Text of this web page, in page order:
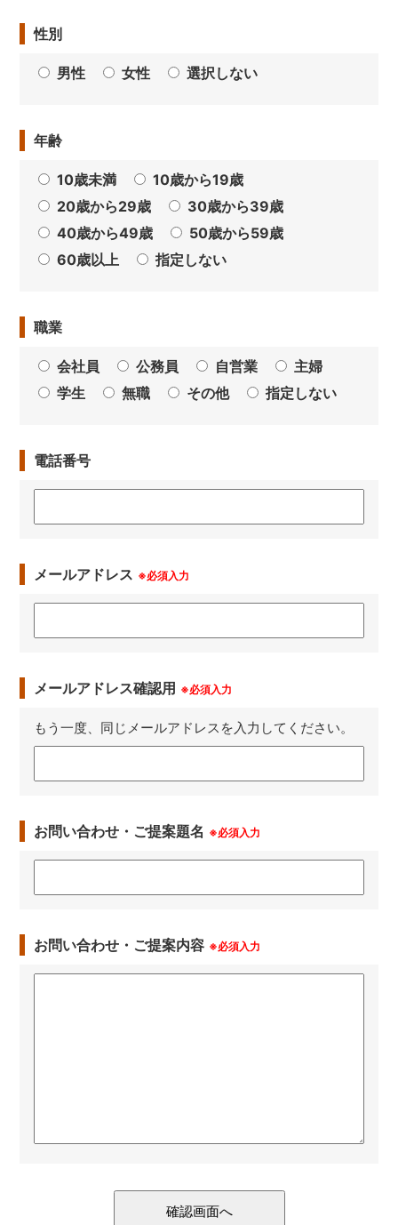
性別
男性 女性 選択しない
年齢
10歳未満
10歳から19歳
20歳から29歳
30歳から39歳
40歳から49歳
50歳から59歳
60歳以上
指定しない
職業
会社員 公務員 自営業
主婦
学生
無職 その他 指定しない
電話番号
メールアドレス ※必須入力
メールアドレス確認用 ※必須入力
もう一度、同じメールアドレスを入力してください。
お問い合わせ・ご提案題名 ※必須入力
お問い合わせ・ご提案内容 ※必須入力